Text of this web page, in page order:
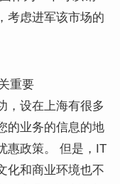
考虑进军该市场的
重要
，设在上海有很多
的业务的信息的地
惠政策。 但是，IT
化和商业环境也不